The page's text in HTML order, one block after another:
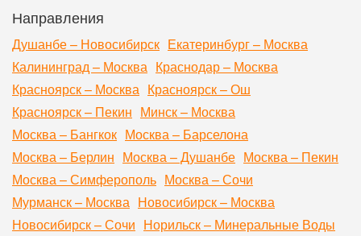
Направления
Душанбе – Новосибирск Екатеринбург – Москва
Калининград – Москва Краснодар – Москва
Красноярск – Москва Красноярск – Ош
Красноярск – Пекин Минск – Москва
Москва – Бангкок Москва – Барселона
Москва – Берлин Москва – Душанбе Москва – Пекин
Москва – Симферополь Москва – Сочи
Мурманск – Москва Новосибирск – Москва
Новосибирск – Сочи Норильск – Минеральные Воды